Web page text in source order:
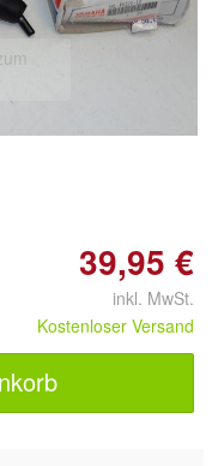
39,95 €
inkl. MwSt.
Kostenloser Versand